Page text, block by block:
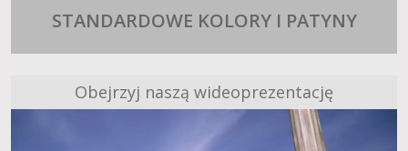
STANDARDOWE KOLORY I PATYNY
Obejrzyj naszą wideoprezentację